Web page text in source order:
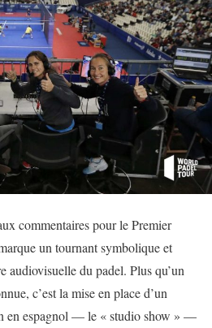
commentaires pour le Premier
un tournant symbolique et
audiovisuelle du padel. Plus qu’un
c’est la mise en place d’un
en espagnol — le « studio show » —